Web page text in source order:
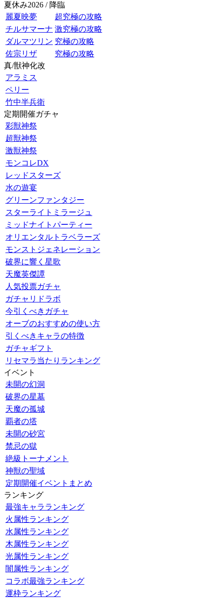
夏休み2026 / 降臨
麗夏映夢
超究極の攻略
チルサマーナ 激究極の攻略
ダルマツリン 究極の攻略
佐宗リザ
究極の攻略
真/獣神化改
アラミス
ペリー
竹中半兵衛
定期開催ガチャ
彩獣神祭
超獣神祭
激獣神祭
モンコレDX
レッドスターズ
水の遊宴
グリーンファンタジー
スターライトミラージュ
ミッドナイトパーティー
オリエンタルトラベラーズ
モンストジェネレーション
破界に響く星歌
天魔英傑譚
人気投票ガチャ
ガチャリドラボ
今引くべきガチャ
オーブのおすすめの使い方
引くべきキャラの特徴
ガチャギフト
リセマラ当たりランキング
イベント
未開の幻洞
破界の星墓
天魔の孤城
覇者の塔
未開の砂宮
禁忌の獄
絶級トーナメント
神獣の聖域
定期開催イベントまとめ
ランキング
最強キャラランキング
火属性ランキング
水属性ランキング
木属性ランキング
光属性ランキング
闇属性ランキング
コラボ最強ランキング
運枠ランキング